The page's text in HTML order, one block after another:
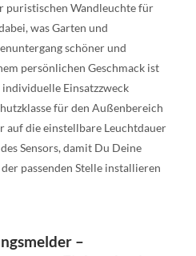
puristischen Wandleuchte für
was Garten und
schöner und
persönlichen Geschmack ist
Einsatzzweck
für den Außenbereich
auf die einstellbare Leuchtdauer
Sensors, damit Du Deine
passenden Stelle installieren
–